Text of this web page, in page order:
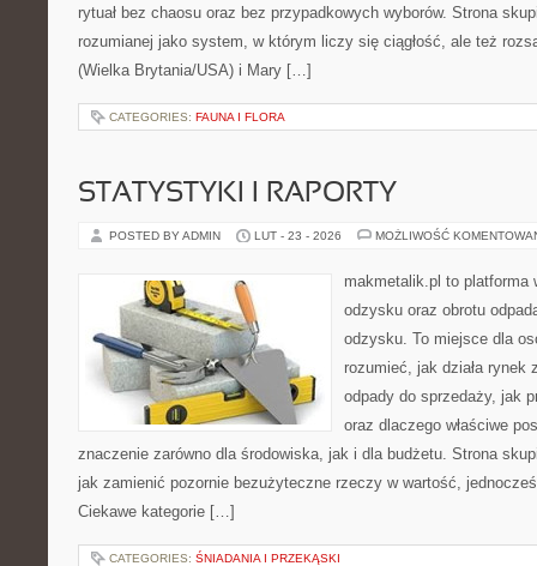
rytuał bez chaosu oraz bez przypadkowych wyborów. Strona
rozumianej jako system, w którym liczy się ciągłość, ale też
(Wielka Brytania/USA) i Mary […]
CATEGORIES: FAUNA I FLORA
STATYSTYKI I RAPORTY
POSTED BY ADMIN LUT - 23 - 2026 MOŻLIWOŚĆ
makmetalik.pl to platforma
odzysku oraz obrotu
odzysku. To miejsce dla
rozumieć, jak działa rynek
odpady do sprzedaży, jak
oraz dlaczego właściwe
znaczenie zarówno dla środowiska, jak i dla budżetu. Strona
jak zamienić pozornie bezużyteczne rzeczy w wartość,
Ciekawe kategorie […]
CATEGORIES: ŚNIADANIA I PRZEKĄSKI